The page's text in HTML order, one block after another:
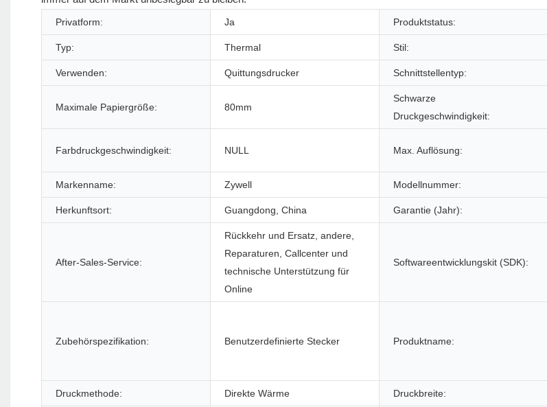
Privatform: Ja Produktstatus:
Typ: Thermal Stil:
Verwenden: Quittungsdrucker Schnittstellentyp:
Maximale Papiergröße: 80mm
Schwarze
Druckgeschwindigkeit:
Farbdruckgeschwindigkeit: NULL Max. Auflösung:
Markenname: Zywell Modellnummer:
Herkunftsort: Guangdong, China Garantie (Jahr):
After-Sales-Service:
Rückkehr und Ersatz, andere,
Reparaturen, Callcenter und
technische Unterstützung für
Online
Softwareentwicklungskit (SDK):
Zubehörspezifikation: Benutzerdefinierte Stecker Produktname:
Druckmethode: Direkte Wärme Druckbreite: